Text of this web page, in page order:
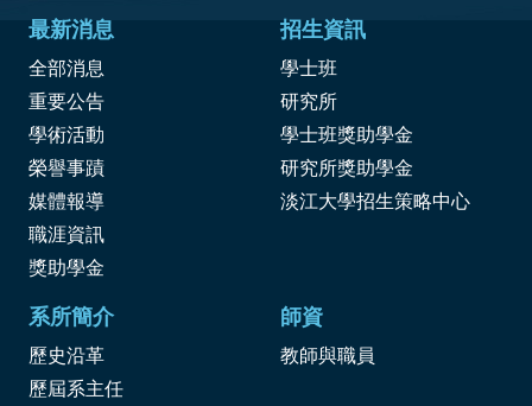
最新消息
全部消息
重要公告
學術活動
榮譽事蹟
媒體報導
職涯資訊
獎助學金
招生資訊
學士班
研究所
學士班獎助學金
研究所獎助學金
淡江大學招生策略中心
系所簡介
歷史沿革
歷屆系主任
師資
教師與職員